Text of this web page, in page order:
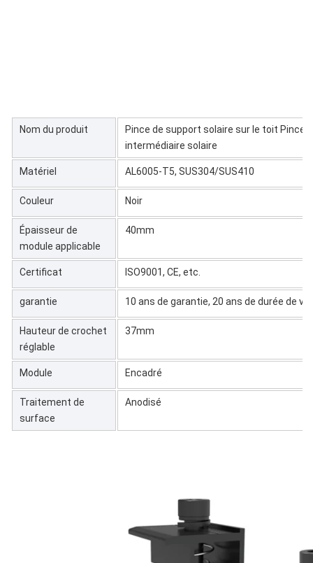
Nom du produit
Pince de support solaire sur le toit Pince
intermédiaire solaire
Matériel AL6005-T5, SUS304/SUS410
Couleur Noir
Épaisseur de
module applicable
40mm
Certificat ISO9001, CE, etc.
garantie 10 ans de garantie, 20 ans de durée de vie
Hauteur de crochet
réglable
37mm
Module Encadré
Traitement de
surface
Anodisé